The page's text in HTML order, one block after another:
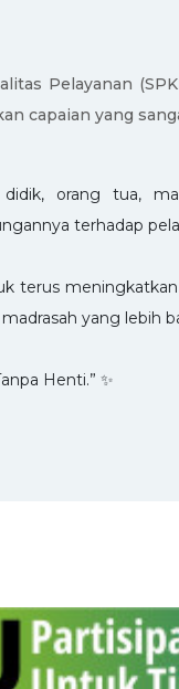
Pelayanan
capaian yang
orang tua,
terhadap
terus
yang lebih
Henti.” ✨